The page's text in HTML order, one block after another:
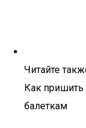
Читайте
Как пришить
балеткам